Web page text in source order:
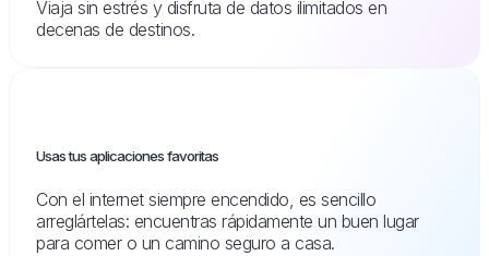
Viaja sin estrés y disfruta de datos ilimitados en
decenas de destinos.
Usas tus aplicaciones favoritas
Con el internet siempre encendido, es sencillo
arreglártelas: encuentras rápidamente un buen lugar
para comer o un camino seguro a casa.